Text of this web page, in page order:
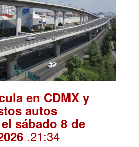
en CDMX y
autos
sábado 8 de
.21:34